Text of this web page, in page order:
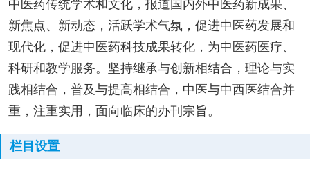
中医药传统学术和文化，报道国内外中医药新成果、
新焦点、新动态，活跃学术气氛，促进中医药发展和
现代化，促进中医药科技成果转化，为中医药医疗、
科研和教学服务。坚持继承与创新相结合，理论与实
践相结合，普及与提高相结合，中医与中西医结合并
重，注重实用，面向临床的办刊宗旨。
栏目设置